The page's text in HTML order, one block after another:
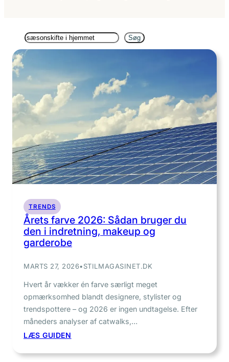
Søg Søg
TRENDS
Årets farve 2026: Sådan bruger du
den i indretning, makeup og
garderobe
MARTS 27, 2026•STILMAGASINET.DK
Hvert år vækker én farve særligt meget
opmærksomhed blandt designere, stylister og
trendspottere – og 2026 er ingen undtagelse. Efter
måneders analyser af catwalks,…
LÆS GUIDEN
FARVE